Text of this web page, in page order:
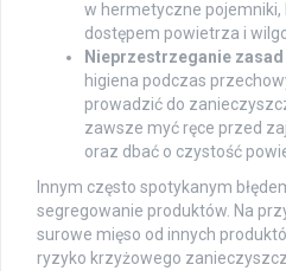
w hermetyczne
dostępem powietrza i
Nieprzestrzeganie
higiena podczas
prowadzić do
zawsze myć ręce przed
oraz dbać o czystość
Innym często spotykanym
segregowanie produktów. Na
surowe mięso od innych
ryzyko krzyżowego